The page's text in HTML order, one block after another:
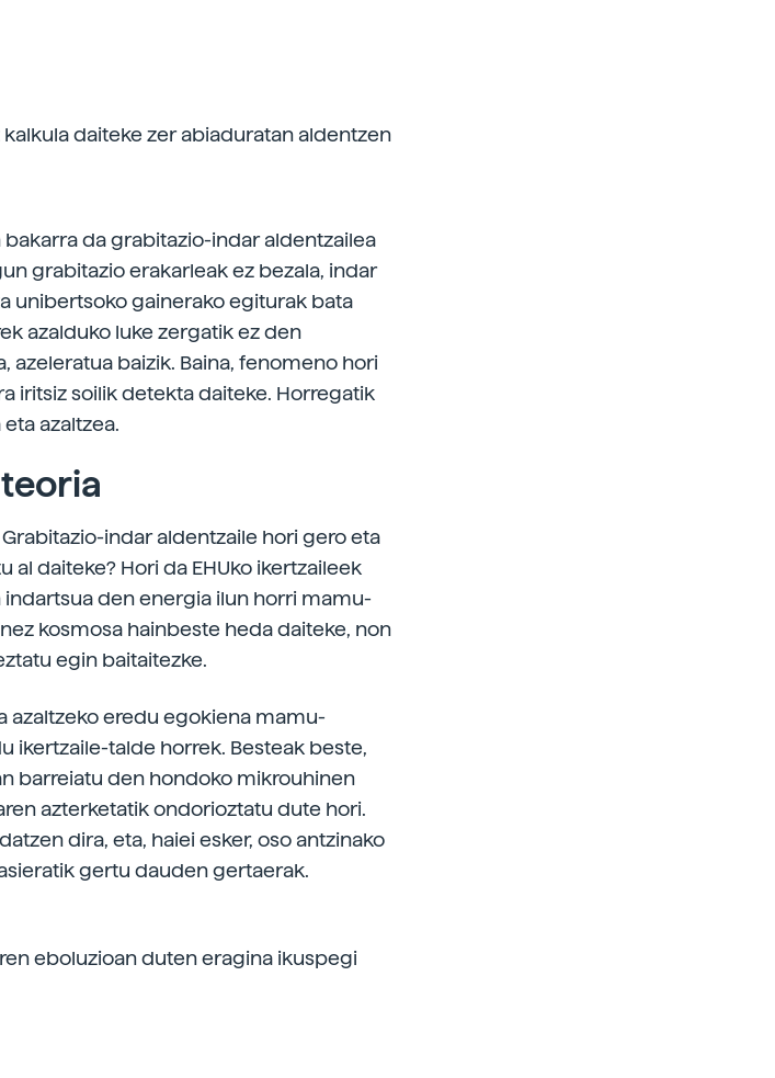
daiteke zer abiaduratan aldentzen
da grabitazio-indar aldentzailea
grabitazio erakarleak ez bezala, indar
unibertsoko gainerako egiturak bata
azalduko luke zergatik ez den
azeleratua baizik. Baina, fenomeno hori
iritsiz soilik detekta daiteke. Horregatik
azaltzea.
indar aldentzaile hori gero eta
daiteke? Hori da EHUko ikertzaileek
den energia ilun horri mamu-
kosmosa hainbeste heda daiteke, non
egin baitaitezke.
azaltzeko eredu egokiena mamu-
ikertzaile-talde horrek. Besteak beste,
barreiatu den hondoko mikrouhinen
azterketatik ondorioztatu dute hori.
dira, eta, haiei esker, oso antzinako
gertu dauden gertaerak.
eboluzioan duten eragina ikuspegi